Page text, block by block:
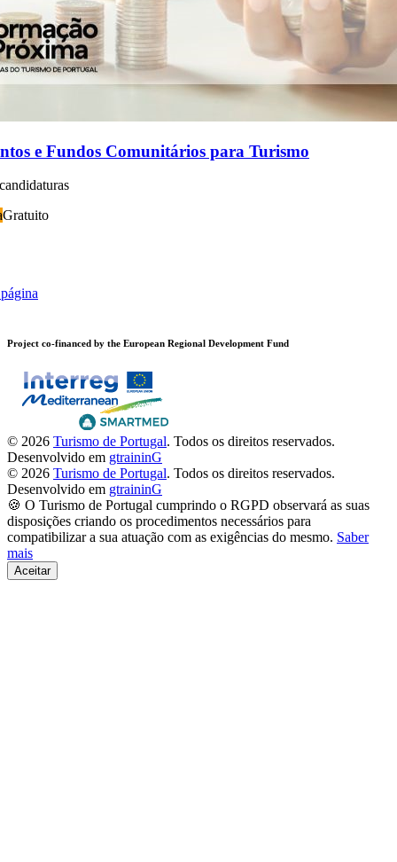
e Fundos Comunitários para Turismo
Gratuito
Project co-financed by the European Regional Development Fund
© 2026 Turismo de Portugal. Todos os direitos reservados.
Desenvolvido em gtraininG
© 2026 Turismo de Portugal. Todos os direitos reservados.
Desenvolvido em gtraininG
🍪 O Turismo de Portugal cumprindo o RGPD observará as suas
disposições criando os procedimentos necessários para
compatibilizar a sua atuação com as exigências do mesmo. Saber
mais
Aceitar